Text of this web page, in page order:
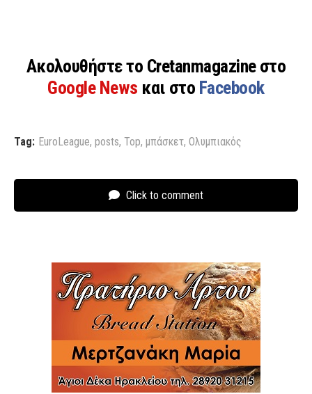
Ακολουθήστε το Cretanmagazine στο
Google News και στο Facebook
Tag: EuroLeague, posts, Top, μπάσκετ, Ολυμπιακός
Click to comment